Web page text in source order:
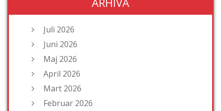
Juli 2026
Juni 2026
Maj 2026
April 2026
Mart 2026
Februar 2026